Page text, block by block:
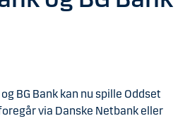
BG Bank kan nu spille Oddset
via Danske Netbank eller